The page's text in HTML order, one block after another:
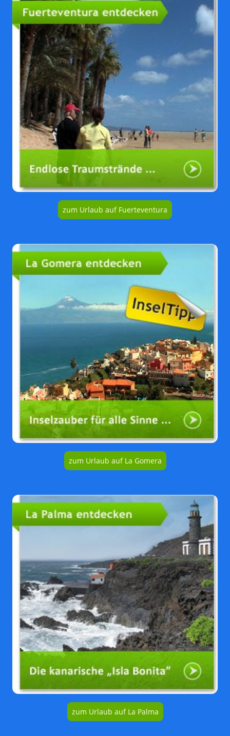
zum Urlaub auf Fuerteventura
zum Urlaub auf La Gomera
zum Urlaub auf La Palma